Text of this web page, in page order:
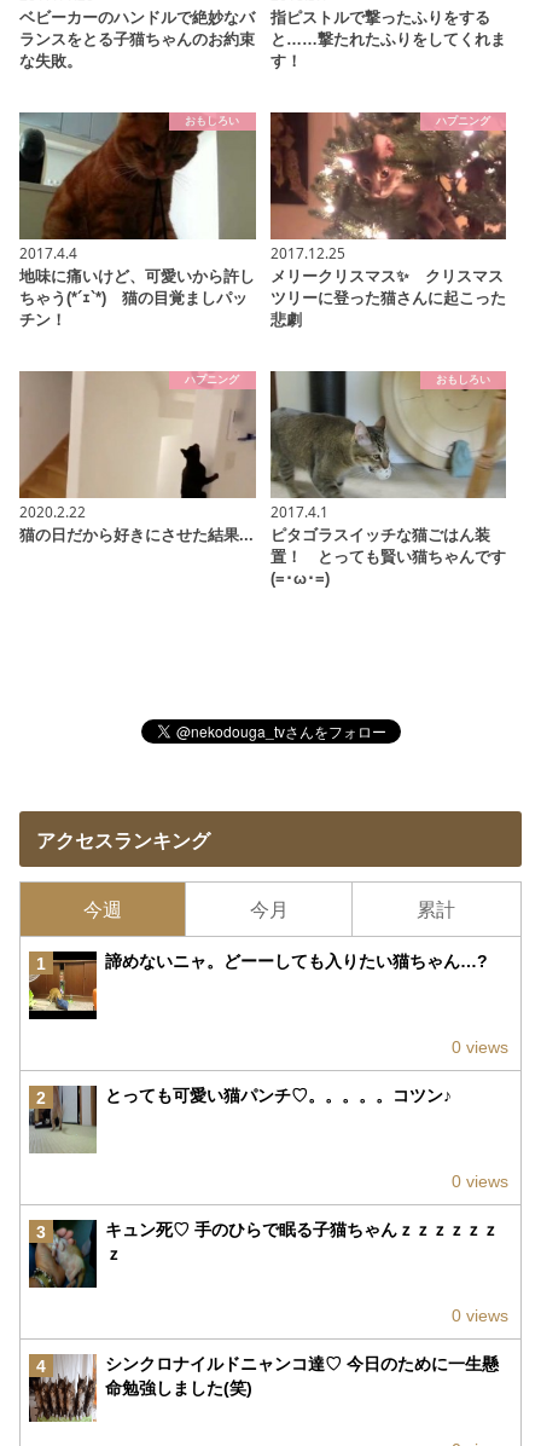
ベビーカーのハンドルで絶妙なバ
ランスをとる子猫ちゃんのお約束
な失敗。
指ピストルで撃ったふりをする
と……撃たれたふりをしてくれま
す！
おもしろい
2017.4.4
地味に痛いけど、可愛いから許し
ちゃう(*´ｪ`*) 猫の目覚ましパッ
チン！
ハプニング
2017.12.25
メリークリスマス✨ クリスマス
ツリーに登った猫さんに起こった
悲劇
ハプニング
2020.2.22
猫の日だから好きにさせた結果...
おもしろい
2017.4.1
ピタゴラスイッチな猫ごはん装
置！ とっても賢い猫ちゃんです
(=･ω･=)
アクセスランキング
今週 今月 累計
1 諦めないニャ。どーーしても入りたい猫ちゃん…?
0 views
2 とっても可愛い猫パンチ♡。。。。。コツン♪
0 views
3
キュン死♡ 手のひらで眠る子猫ちゃんｚｚｚｚｚｚ
ｚ
0 views
4
シンクロナイルドニャンコ達♡ 今日のために一生懸
命勉強しました(笑)